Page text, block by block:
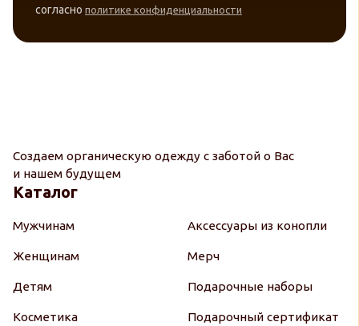
согласно политике конфиденциальности
Создаем органическую одежду с заботой о Вас
и нашем будущем
Каталог
Мужчинам
Женщинам
Детям
Косметика
Аксессуары из конопли
Мерч
Подарочные наборы
Подарочный сертификат